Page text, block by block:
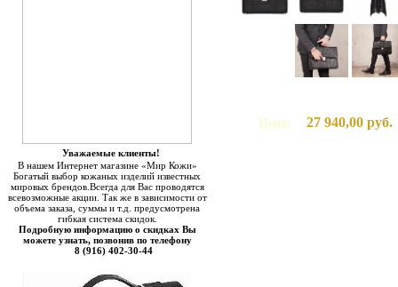
Уважаемые клиенты!
В нашем Интернет магазине «Мир Кожи»
Богатый выбор кожаных изделий известных
мировых брендов.Всегда для Вас проводятся
всевозможные акции. Так же в зависимости от
объема заказа, суммы и т.д. предусмотрена
гибкая система скидок.
Подробную информацию о скидках Вы
можете узнать, позвонив по телефону
8 (916) 402-30-44
Цена: 27 940,00 руб.